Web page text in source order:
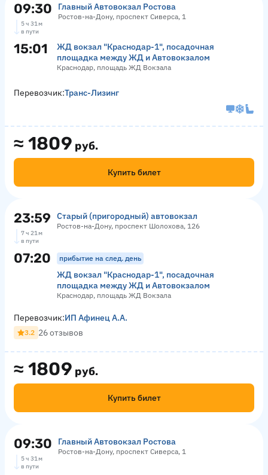
09:30 Главный Автовокзал Ростова
Ростов-на-Дону, проспект Сиверса, 1
5 ч 31 м
в пути
15:01
ЖД вокзал "Краснодар-1", посадочная
площадка между ЖД и Автовокзалом
Краснодар, площадь ЖД Вокзала
≈ 1809 руб.
Купить билет
Перевозчик:Транс-Лизинг
23:59 Старый (пригородный) автовокзал
Ростов-на-Дону, проспект Шолохова, 126
7 ч 21 м
в пути
07:20 прибытие на след. день
ЖД вокзал "Краснодар-1", посадочная
площадка между ЖД и Автовокзалом
Краснодар, площадь ЖД Вокзала
≈ 1809 руб.
Купить билет
Перевозчик:ИП Афинец А.А.
3.2 26 отзывов
09:30 Главный Автовокзал Ростова
Ростов-на-Дону, проспект Сиверса, 1
5 ч 31 м
в пути